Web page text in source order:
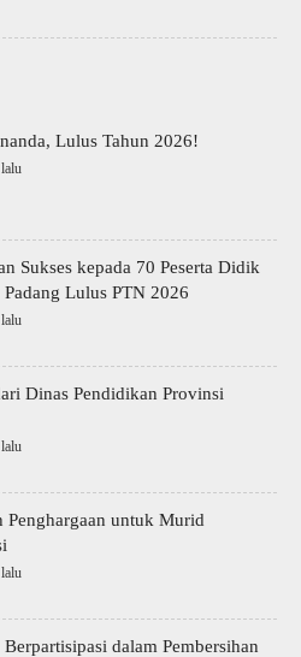
Lulus Tahun 2026!
Sukses kepada 70 Peserta Didik
Lulus PTN 2026
Dinas Pendidikan Provinsi
Penghargaan untuk Murid
dalam Pembersihan